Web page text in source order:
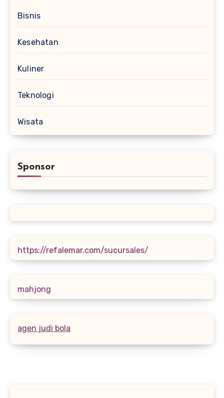
Bisnis
Kesehatan
Kuliner
Teknologi
Wisata
Sponsor
https://refalemar.com/sucursales/
mahjong
agen judi bola